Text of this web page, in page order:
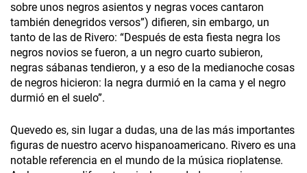
sobre unos negros asientos y negras voces cantaron
también denegridos versos”) difieren, sin embargo, un
tanto de las de Rivero: “Después de esta fiesta negra los
negros novios se fueron, a un negro cuarto subieron,
negras sábanas tendieron, y a eso de la medianoche cosas
de negros hicieron: la negra durmió en la cama y el negro
durmió en el suelo”.
Quevedo es, sin lugar a dudas, una de las más importantes
figuras de nuestro acervo hispanoamericano. Rivero es una
notable referencia en el mundo de la música rioplatense.